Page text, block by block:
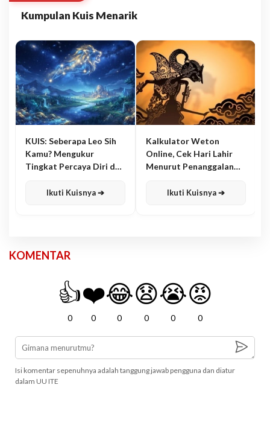
Kumpulan Kuis Menarik
KUIS: Seberapa Leo Sih
Kamu? Mengukur
Tingkat Percaya Diri dan
Ikuti Kuisnya ➔
Kalkulator Weton
Online, Cek Hari Lahir
Menurut Penanggalan
Ikuti Kuisnya ➔
KOMENTAR
👍
0
❤️
0
😂
0
😧
0
😭
0
😡
0
Isi komentar sepenuhnya adalah tanggung jawab pengguna dan diatur
dalam UU ITE